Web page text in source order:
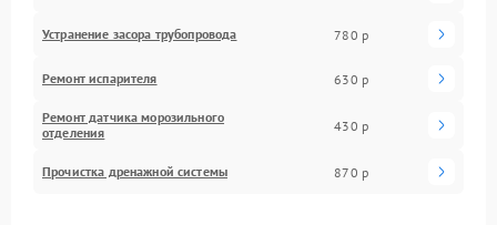
Устранение засора трубопровода 780 р
Ремонт испарителя 630 р
Ремонт датчика морозильного
отделения
430 р
Прочистка дренажной системы 870 р